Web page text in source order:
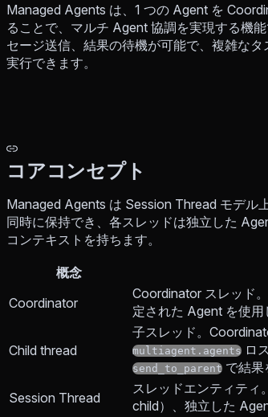
Managed Agents は、1 つの Agent を
ることで、マルチ Agent 協調を実現する機
セージ送信、結果の待機が可能で、複雑な
実行できます。
コアコンセプト
Managed Agents は Session Thread モデル
同時に保持でき、各スレッドは独立した
コンテキストを持ちます。
概念
Coordinator
Coordinator スレッド
定された Agent を使
Child thread
子スレッド。
multiagent.agents ロ
send_to_parent で結果
Session Thread
スレッドエンティティ
child）、独立した